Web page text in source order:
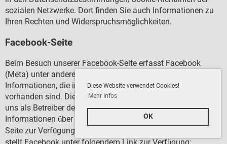
Diese Website verwendet Cookies!
Mehr Infos
OK
sozialen Netzwerke. Dort finden Sie auch Informationen zu
Ihren Rechten und Widerspruchsmöglichkeiten.
Facebook-Seite
Beim Besuch unserer Facebook-Seite erfasst Facebook
(Meta) unter anderem Ihre IP-Adresse sowie weitere
Informationen, die in Form von Cookies auf Ihrem PC
vorhanden sind. Diese Informationen werden verwendet, um
uns als Betreiber der Facebook-Seiten statistische
Informationen über die Inanspruchnahme der Facebook-
Seite zur Verfügung zu stellen. N